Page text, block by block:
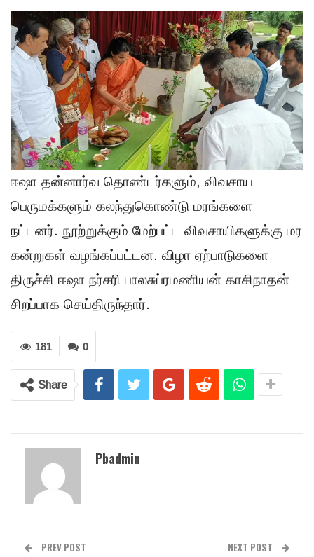
ஈஷா தன்னார்வ தொண்டர்களும், விவசாய
பெருமக்களும் கலந்துகொண்டு மரங்களை
நட்டனர். நூற்றுக்கும் மேற்பட்ட விவசாயிகளுக்கு மர
கன்றுகள் வழங்கப்பட்டன. விழா ஏற்பாடுகளை
திருச்சி ஈஷா நர்சரி பாலசுப்ரமணியன் காசிநாதன்
சிறப்பாக செய்திருந்தார்.
0
181
Share
Pbadmin
PREV POST NEXT POST